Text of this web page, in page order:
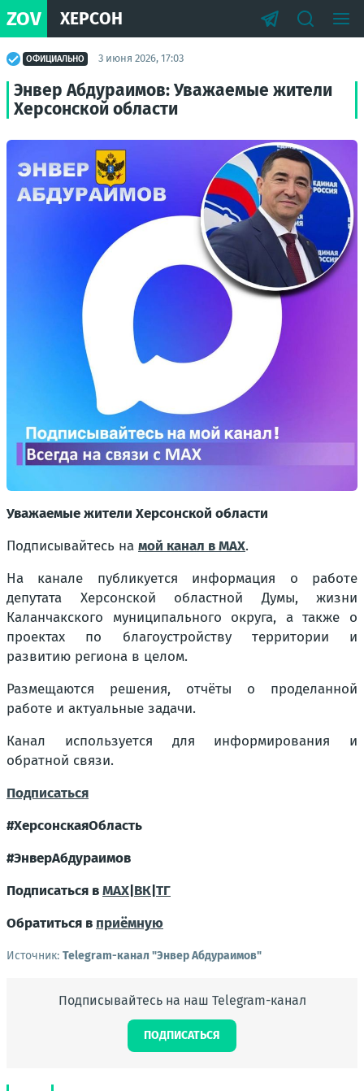
ZOV ХЕРСОН
ОФИЦИАЛЬНО 3 июня 2026, 17:03
Энвер Абдураимов: Уважаемые жители
Херсонской области
Уважаемые жители Херсонской области
Подписывайтесь на мой канал в MAX.
На канале публикуется информация о работе
депутата Херсонской областной Думы, жизни
Каланчакского муниципального округа, а также о
проектах по благоустройству территории и
развитию региона в целом.
Размещаются решения, отчёты о проделанной
работе и актуальные задачи.
Канал используется для информирования и
обратной связи.
Подписаться
#ХерсонскаяОбласть
#ЭнверАбдураимов
Подписаться вMAX ВК ТГ
Обратиться в приёмную
Источник: Telegram-канал "Энвер Абдураимов"
Подписывайтесь на наш Telegram-канал
ПОДПИСАТЬСЯ